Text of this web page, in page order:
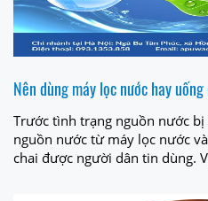
Nên dùng máy lọc nước hay
Trước tình trạng nguồn nước
nguồn nước từ máy lọc nước
chai được người dân tin dùng.